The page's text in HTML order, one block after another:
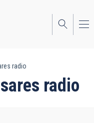
radio
radio